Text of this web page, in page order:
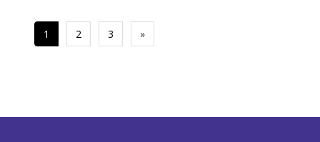
1 2 3 »Suivante